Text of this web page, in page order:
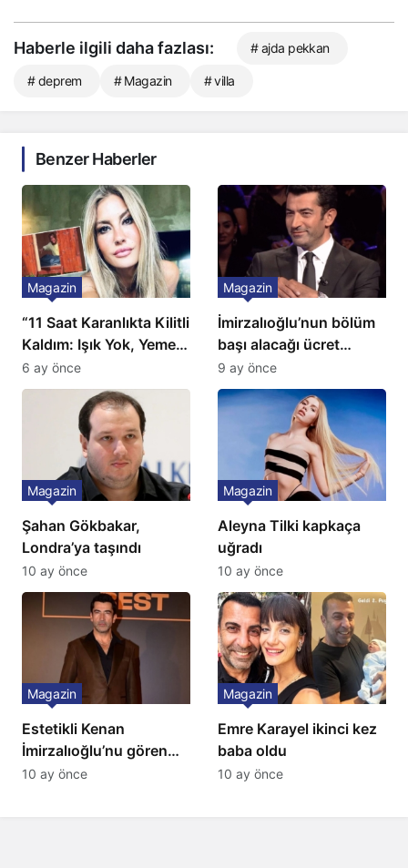
Haberle ilgili daha fazlası: # ajda pekkan
# deprem # Magazin # villa
Benzer Haberler
“11 Saat Karanlıkta Kilitli
Kaldım: Işık Yok, Yemek
Yok, Tuvalet Yok!”
Çağla Şikel’den Şok
Magazin
6 ay önce
İmirzalıoğlu’nun bölüm
başı alacağı ücret
Türkiye’de bir ilk:
Gözünü 2 ilçeye dikti!
Magazin
9 ay önce
Şahan Gökbakar,
Londra’ya taşındı
Magazin
10 ay önce
Aleyna Tilki kapkaça
uğradı
Magazin
10 ay önce
Estetikli Kenan
İmirzalıoğlu’nu gören
tanıyamıyor: Son hali
Magazin
10 ay önce
Emre Karayel ikinci kez
baba oldu
Magazin
10 ay önce